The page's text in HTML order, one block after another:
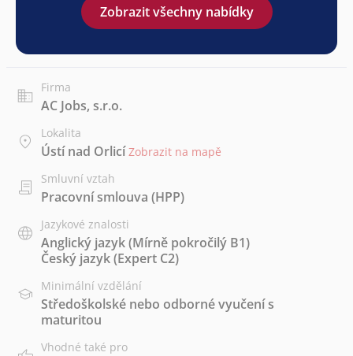
Zobrazit všechny nabídky
Firma
AC Jobs, s.r.o.
Lokalita
Ústí nad Orlicí Zobrazit na mapě
Smluvní vztah
Pracovní smlouva (HPP)
Jazykové znalosti
Anglický jazyk(Mírně pokročilý B1)
Český jazyk(Expert C2)
Minimální vzdělání
Středoškolské nebo odborné vyučení s
maturitou
Vhodné také pro